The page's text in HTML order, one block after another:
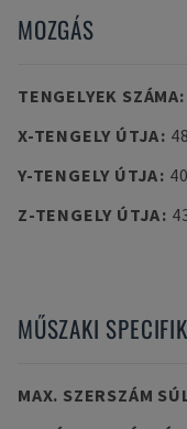
MOZGÁS
TENGELYEK SZÁMA:
X-TENGELY ÚTJA:
Y-TENGELY ÚTJA:
Z-TENGELY ÚTJA:
MŰSZAKI
MAX. SZERSZÁM